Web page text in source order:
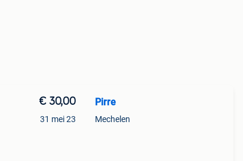
€ 30,00
31 mei 23
Pirre
Mechelen